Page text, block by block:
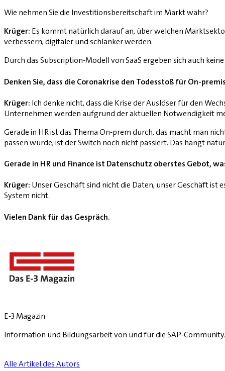
Wie nehmen Sie die Investitionsbereitschaft im Markt wahr?
Krüger: Es kommt natürlich darauf an, über welchen
verbessern, digitaler und schlanker werden.
Durch das Subscription-Modell von SaaS ergeben sich auch
Denken Sie, dass die Coronakrise den Todesstoß für On-
Krüger: Ich denke nicht, dass die Krise der Auslöser für den
Unternehmen werden aufgrund der aktuellen Notwendigkeit
Gerade in HR ist das Thema On-prem durch, das macht man
passen würde, ist der Switch noch nicht passiert. Das hängt
Gerade in HR und Finance ist Datenschutz oberstes Gebot,
Krüger: Unser Geschäft sind nicht die Daten, unser Geschäft ist
System nicht.
Vielen Dank für das Gespräch.
E-3 Magazin
Information und Bildungsarbeit von und für die SAP-Community.
Alle Artikel des Autors